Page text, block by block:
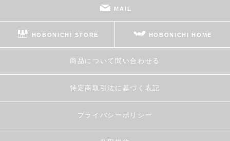
MAIL
HOBONICHI STORE HOBONICHI HOME
商品について問い合わせる
特定商取引法に基づく表記
プライバシーポリシー